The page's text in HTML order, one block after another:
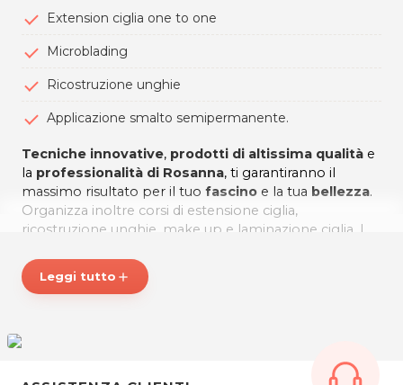
Extension ciglia one to one
Microblading
Ricostruzione unghie
Applicazione smalto semipermanente.
Tecniche innovative, prodotti di altissima qualità e
la professionalità di Rosanna, ti garantiranno il
massimo risultato per il tuo fascino e la tua bellezza.
Organizza inoltre corsi di estensione ciglia,
ricostruzione unghie, make up e laminazione ciglia. I
Italia, Comitato internazionale di Estetica e di
Cosmetologia, la più grande associazione mondiale di
Leggi tutto add